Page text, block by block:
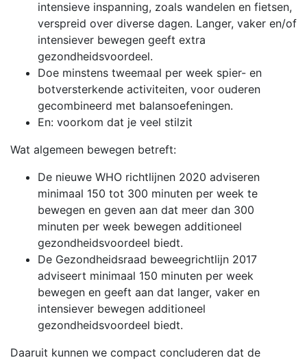
intensieve inspanning, zoals wandelen en fietsen,
verspreid over diverse dagen. Langer, vaker en/of
intensiever bewegen geeft extra
gezondheidsvoordeel.
Doe minstens tweemaal per week spier- en
botversterkende activiteiten, voor ouderen
gecombineerd met balansoefeningen.
En: voorkom dat je veel stilzit
Wat algemeen bewegen betreft:
De nieuwe WHO richtlijnen 2020 adviseren
minimaal 150 tot 300 minuten per week te
bewegen en geven aan dat meer dan 300
minuten per week bewegen additioneel
gezondheidsvoordeel biedt.
De Gezondheidsraad beweegrichtlijn 2017
adviseert minimaal 150 minuten per week
bewegen en geeft aan dat langer, vaker en
intensiever bewegen additioneel
gezondheidsvoordeel biedt.
Daaruit kunnen we compact concluderen dat de